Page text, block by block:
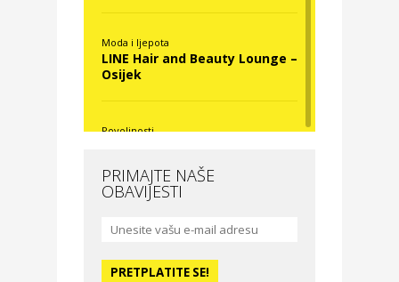
Moda i ljepota
LINE Hair and Beauty Lounge –
Osijek
Povoljnosti
Moda i ljepota
studio – Osijek
PRIMAJTE NAŠE
OBAVIJESTI